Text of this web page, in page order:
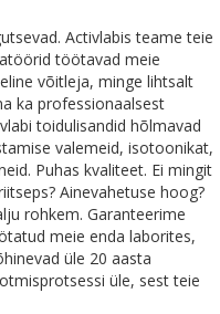
Activlabis teame teie
töötavad meie
võitleja, minge lihtsalt
ka professionaalsest
toidulisandid hõlmavad
valemeid, isotoonikat,
Puhas kvaliteet. Ei mingit
Ainevahetuse hoog?
rohkem. Garanteerime
meie enda laborites,
üle 20 aasta
üle, sest teie